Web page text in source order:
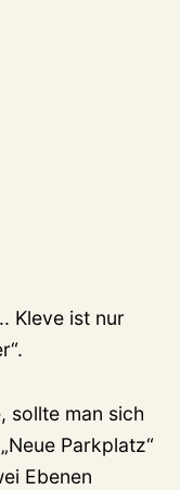
Kleve ist nur
sollte man sich
Parkplatz“
Ebenen